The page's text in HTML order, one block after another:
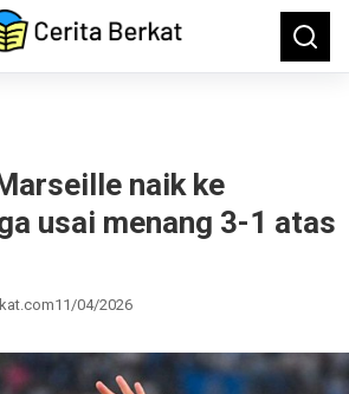
Search
for:
naik ke
usai menang 3-1 atas
11/04/2026